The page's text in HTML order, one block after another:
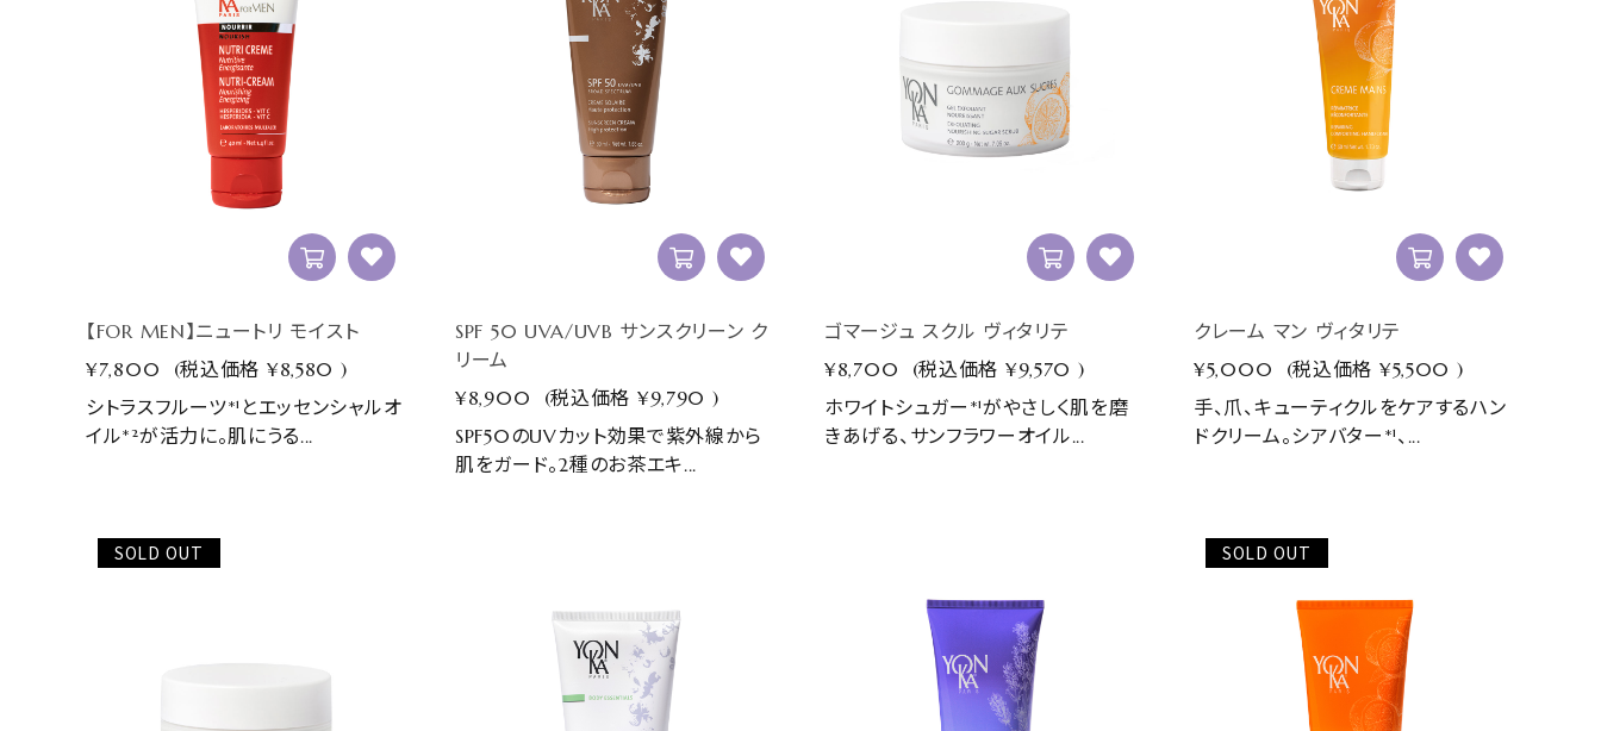
【FOR MEN】ニュートリ モイスト
¥7,800
(税込価格 ¥8,580 )
シトラスフルーツ*¹とエッセンシャルオ
イル*²が活力に。肌にうる...
SPF 50 UVA/UVB サンスクリーン ク
リーム
¥8,900
(税込価格 ¥9,790 )
SPF50のUVカット効果で紫外線から
肌をガード。2種のお茶エキ...
ゴマージュ スクル ヴィタリテ
¥8,700
(税込価格 ¥9,570 )
ホワイトシュガー*¹がやさしく肌を磨
きあげる、サンフラワーオイル...
クレーム マン ヴィタリテ
¥5,000
(税込価格 ¥5,500 )
手、爪、キューティクルをケアするハン
ドクリーム。シアバター*¹、...
SOLD OUT SOLD OUT